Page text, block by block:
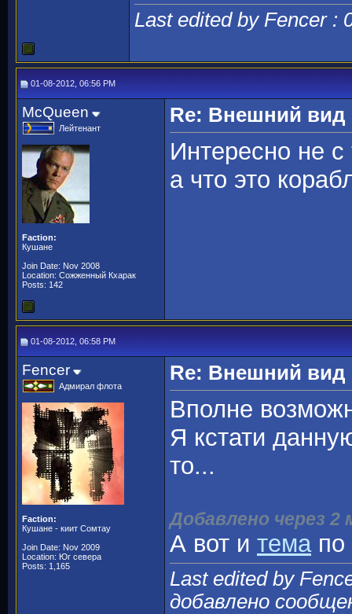
Last edited by Fencer :
01-08-2012, 06:56 PM
McQueen
Лейтенант
Faction:
Кушане
Join Date: Nov 2008
Location: Сожженный Кхарак
Posts: 142
Re: Внешний вид
Интересно не с
а что это
01-08-2012, 06:58 PM
Fencer
Адмирал флота
Faction:
Кушане - киит Сомтау
Join Date: Nov 2009
Location: Юг севера
Posts: 1,165
Re: Внешний вид
Вполне
Я кстати
то...
Добавлено через
А вот и темапо
Last edited by
добавлено